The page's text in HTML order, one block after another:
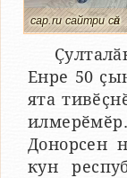
cap.ru сайтри сӑн
Енре 50
ята
Донорсен
кун